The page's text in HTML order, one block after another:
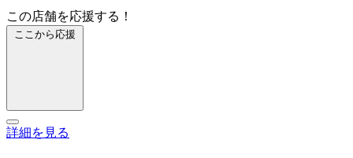
この店舗を応援する！
ここから応援
詳細を見る